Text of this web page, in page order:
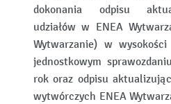
dokonania odpisu
udziałów w ENEA
Wytwarzanie) w
jednostkowym
rok oraz odpisu
wytwórczych ENEA